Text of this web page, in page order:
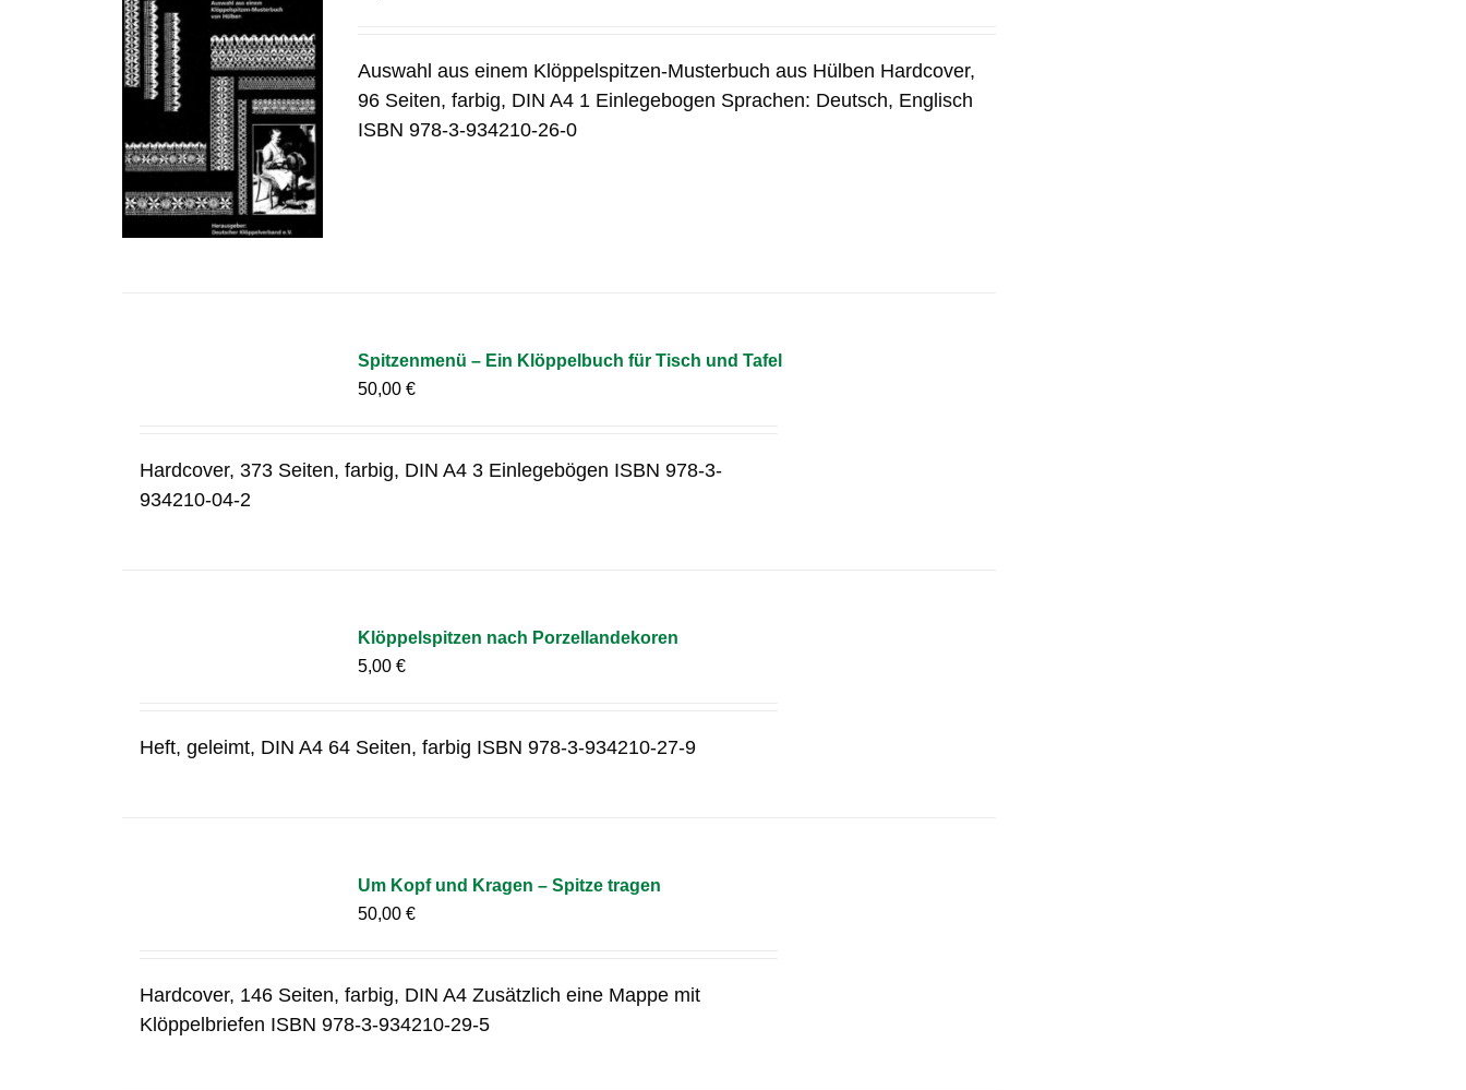
Auswahl aus einem Klöppelspitzen-Musterbuch aus Hülben Hardcover,
96 Seiten, farbig, DIN A4 1 Einlegebogen Sprachen: Deutsch, Englisch
ISBN 978-3-934210-26-0
Spitzenmenü – Ein Klöppelbuch für Tisch und Tafel
50,00€
Hardcover, 373 Seiten, farbig, DIN A4 3 Einlegebögen ISBN 978-3-
934210-04-2
Klöppelspitzen nach Porzellandekoren
5,00€
Heft, geleimt, DIN A4 64 Seiten, farbig ISBN 978-3-934210-27-9
Um Kopf und Kragen – Spitze tragen
50,00€
Hardcover, 146 Seiten, farbig, DIN A4 Zusätzlich eine Mappe mit
Klöppelbriefen ISBN 978-3-934210-29-5